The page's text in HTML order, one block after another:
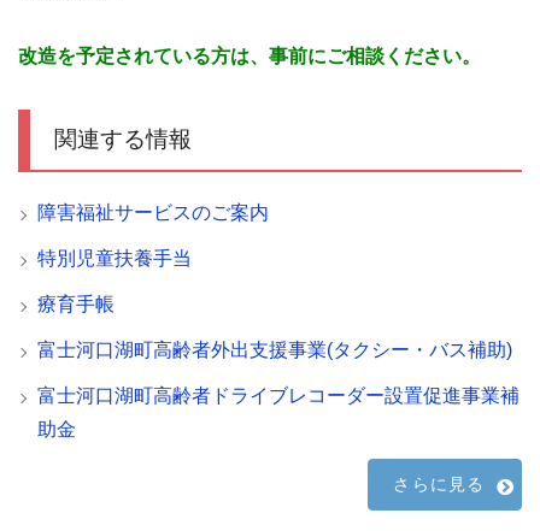
改造を予定されている方は、事前にご相談ください。
関連する情報
障害福祉サービスのご案内
特別児童扶養手当
療育手帳
富士河口湖町高齢者外出支援事業(タクシー・バス補助)
富士河口湖町高齢者ドライブレコーダー設置促進事業補
助金
さらに見る